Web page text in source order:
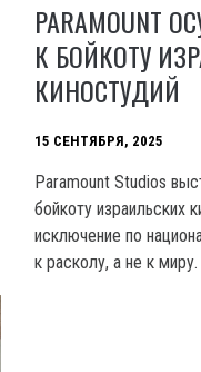
PARAMOUNT
К БОЙКОТУ
КИНОСТУДИЙ
15 СЕНТЯБРЯ, 2025
Paramount Studios
бойкоту израильских
исключение по
к расколу, а не к миру.